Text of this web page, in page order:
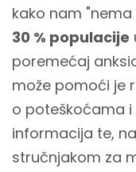
kako nam
30 % populacije
poremećaj
može pomoći je
o poteškoćama
informacija te,
stručnjakom za